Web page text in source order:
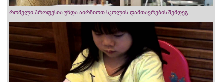
რომელი პროფესია უნდა აირჩიოთ სკოლის დამთავრების შემდეგ